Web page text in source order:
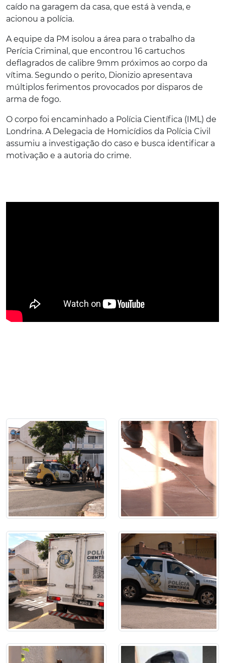
caído na garagem da casa, que está à venda, e
acionou a polícia.
A equipe da PM isolou a área para o trabalho da
Perícia Criminal, que encontrou 16 cartuchos
deflagrados de calibre 9mm próximos ao corpo da
vítima. Segundo o perito, Dionizio apresentava
múltiplos ferimentos provocados por disparos de
arma de fogo.
O corpo foi encaminhado a Polícia Científica (IML) de
Londrina. A Delegacia de Homicídios da Polícia Civil
assumiu a investigação do caso e busca identificar a
motivação e a autoria do crime.